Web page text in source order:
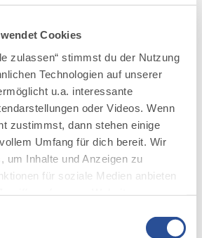
Cookies
zulassen“ stimmst du der Nutzung
Technologien auf unserer
u.a. interessante
oder Videos. Wenn
zustimmst, dann stehen einige
Umfang für dich bereit. Wir
um Inhalte und Anzeigen zu
für soziale Medien anbieten
Website an unsere Partner
das Tor zur Seele".
Talstraße 74, 87544 Gunzesried
der Kräuter und lasse
Inhaltsstoffe öffnen